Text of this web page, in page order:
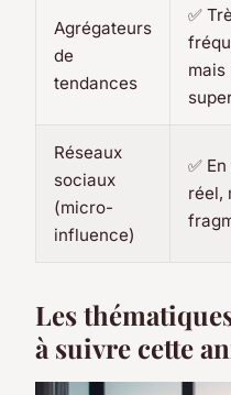
Agrégateurs
de
tendances
✅
Réseaux
sociaux
(micro-
influence)
✅
réel,
Les
à suivre cette